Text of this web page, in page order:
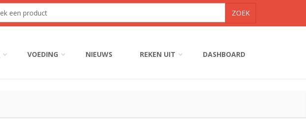
VOEDING NIEUWS REKEN UIT DASHBOARD